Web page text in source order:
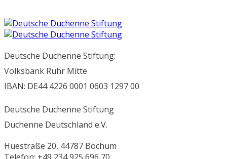
Deutsche Duchenne Stiftung:
Volksbank Ruhr Mitte
IBAN: DE44 4226 0001 0603 1297 00
Deutsche Duchenne Stiftung
Duchenne Deutschland e.V.
Huestraße 20, 44787 Bochum